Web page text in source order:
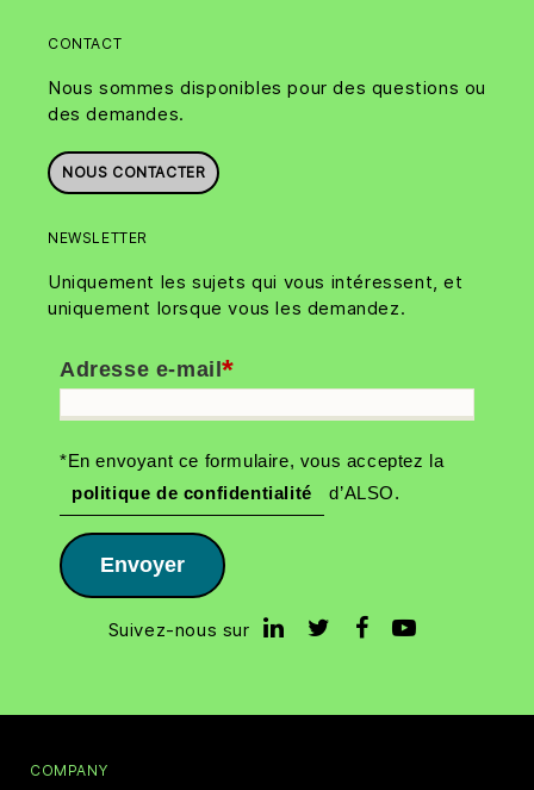
CONTACT
Nous sommes disponibles pour des questions ou
des demandes.
NOUS CONTACTER
NEWSLETTER
Uniquement les sujets qui vous intéressent, et
uniquement lorsque vous les demandez.
*
Adresse e-mail
*En envoyant ce formulaire, vous acceptez la
politique de confidentialité
d’ALSO.
Envoyer
Suivez-nous sur
COMPANY